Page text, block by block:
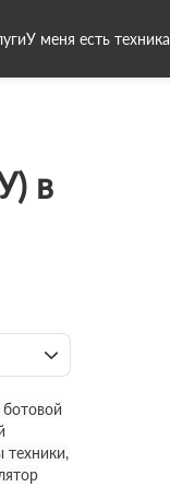
У меня есть техника
в
техники,